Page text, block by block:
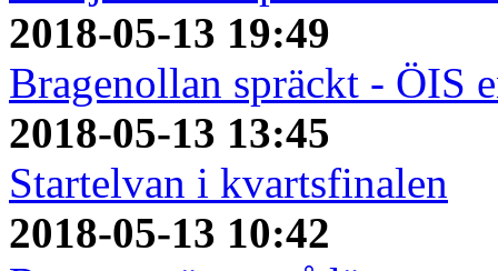
2018-05-13 19:49
Bragenollan spräckt - ÖIS
2018-05-13 13:45
Startelvan i kvartsfinalen
2018-05-13 10:42